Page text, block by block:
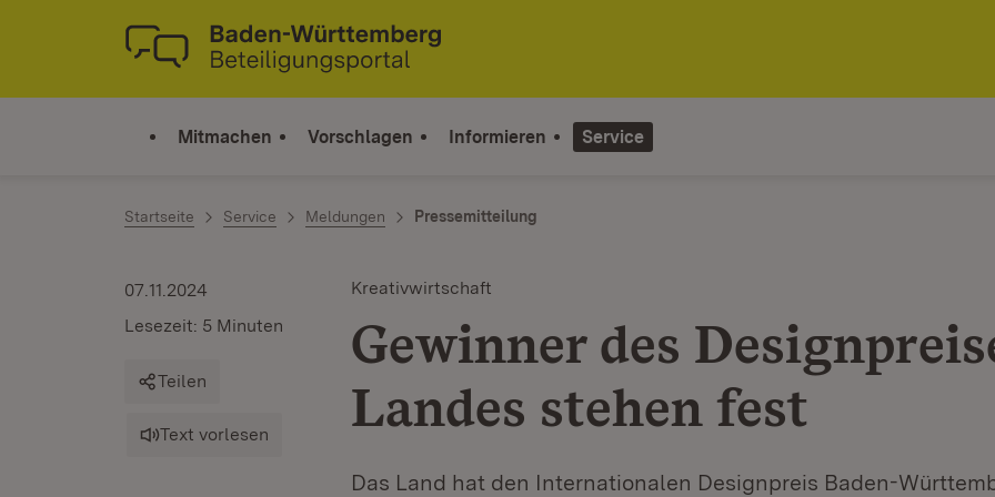
Zum Inhalt springen
Link zur Startseite
Mitmachen Vorschlagen Informieren Service
Startseite Service Meldungen Pressemitteilung
Kreativwirtschaft
Gewinner des
Landes stehen fest
Das Land hat den Internationalen Designpreis Baden-
07.11.2024
Lesezeit: 5 Minuten
Teilen
Text vorlesen